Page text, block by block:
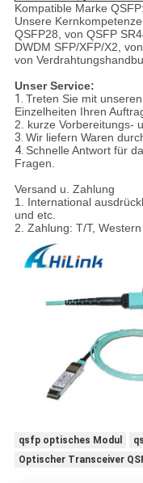
Kompatible Marke QSFP:
Unsere
QSFP28, von QSFP
DWDM SFP/XFP/X2,
von
Unser Service:
1. Treten Sie mit
Einzelheiten Ihren
2. kurze Vorbereitungs-
3. Wir liefern Waren
4. Schnelle Antwort für
Fragen.
Versand u. Zahlung
1. International
und etc.
2. Zahlung: T/T,
qsfp optisches Modul
Optischer Transceiver